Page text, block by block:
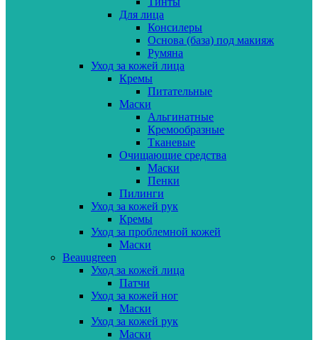
Для лица
Консилеры
Основа (база) под макияж
Румяна
Уход за кожей лица
Кремы
Питательные
Маски
Альгинатные
Кремообразные
Тканевые
Очищающие средства
Маски
Пенки
Пилинги
Уход за кожей рук
Кремы
Уход за проблемной кожей
Маски
Beauugreen
Уход за кожей лица
Патчи
Уход за кожей ног
Маски
Уход за кожей рук
Маски